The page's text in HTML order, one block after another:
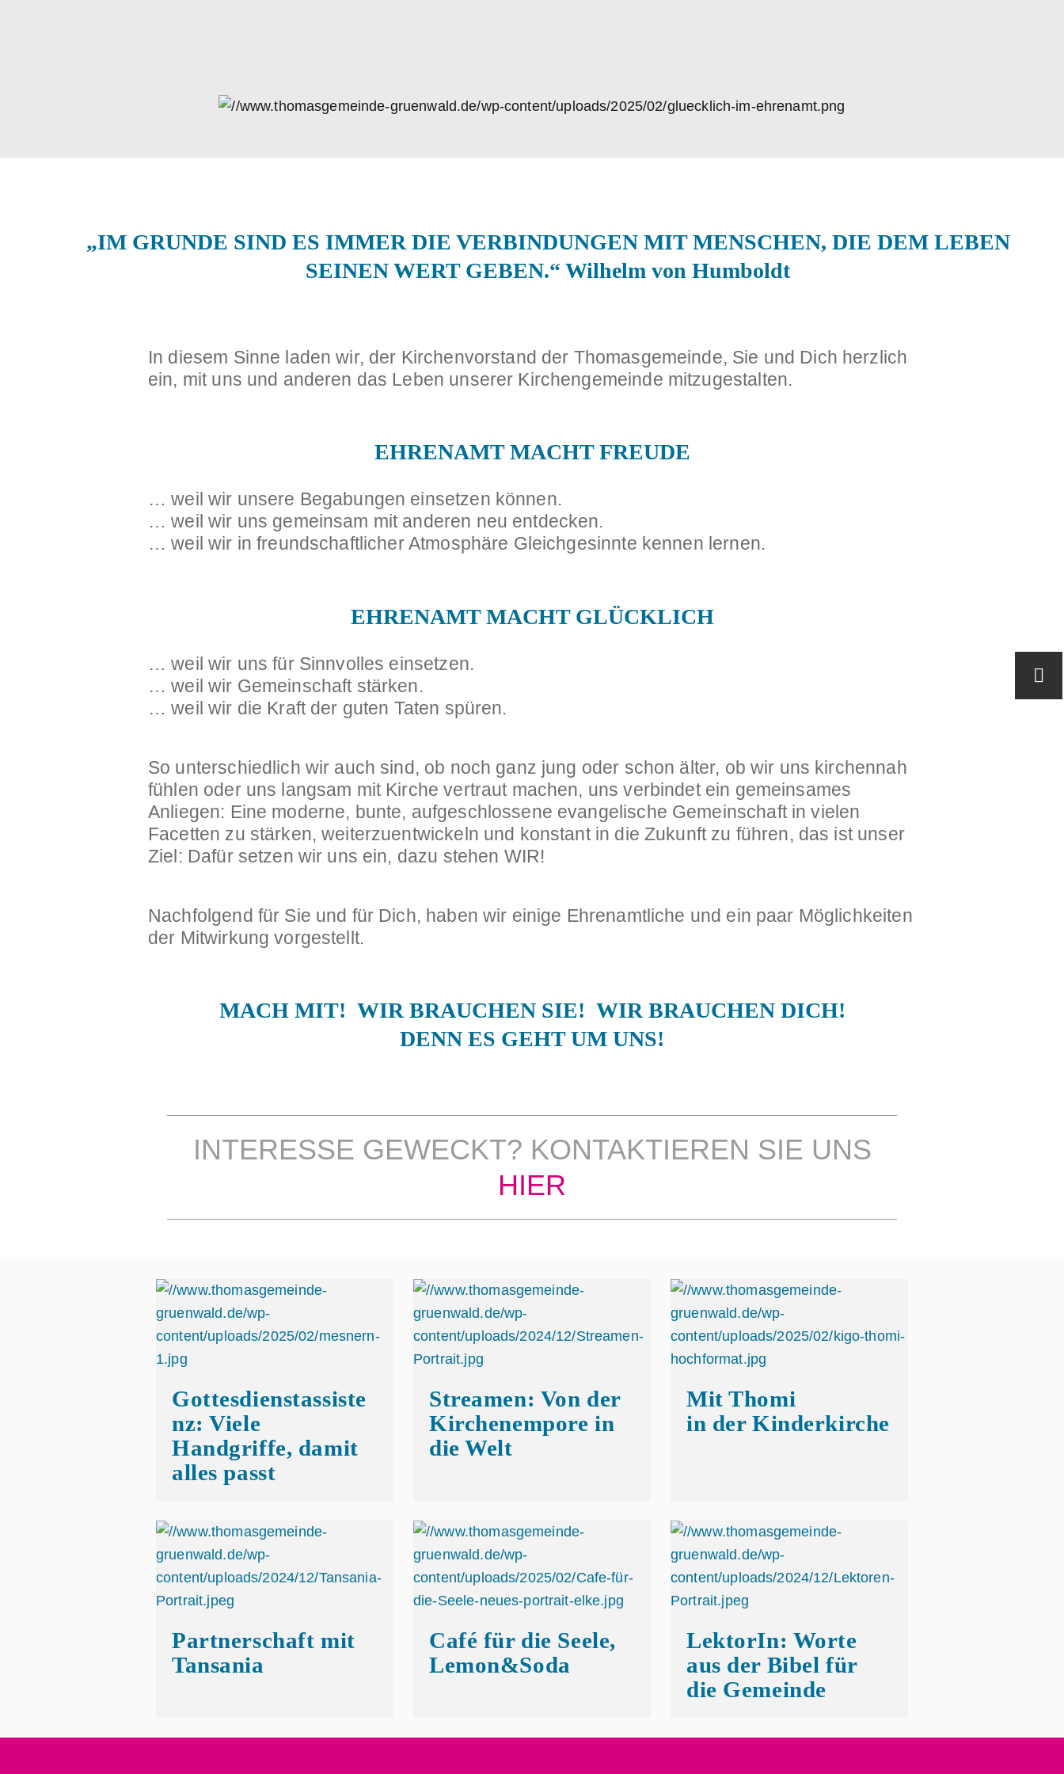
„IM GRUNDE SIND ES IMMER DIE VERBINDUNGEN MIT MENSCHEN, DIE DEM LEBEN
SEINEN WERT GEBEN.“ Wilhelm von Humboldt
In diesem Sinne laden wir, der Kirchenvorstand der Thomasgemeinde, Sie und Dich herzlich
ein, mit uns und anderen das Leben unserer Kirchengemeinde mitzugestalten.
EHRENAMT MACHT FREUDE
… weil wir unsere Begabungen einsetzen können.
… weil wir uns gemeinsam mit anderen neu entdecken.
… weil wir in freundschaftlicher Atmosphäre Gleichgesinnte kennen lernen.
EHRENAMT MACHT GLÜCKLICH
… weil wir uns für Sinnvolles einsetzen.
… weil wir Gemeinschaft stärken.
… weil wir die Kraft der guten Taten spüren.
So unterschiedlich wir auch sind, ob noch ganz jung oder schon älter, ob wir uns kirchennah
fühlen oder uns langsam mit Kirche vertraut machen, uns verbindet ein gemeinsames
Anliegen: Eine moderne, bunte, aufgeschlossene evangelische Gemeinschaft in vielen
Facetten zu stärken, weiterzuentwickeln und konstant in die Zukunft zu führen, das ist unser
Ziel: Dafür setzen wir uns ein, dazu stehen WIR!
Nachfolgend für Sie und für Dich, haben wir einige Ehrenamtliche und ein paar Möglichkeiten
der Mitwirkung vorgestellt.
MACH MIT! WIR BRAUCHEN SIE! WIR BRAUCHEN DICH!
DENN ES GEHT UM UNS!
INTERESSE GEWECKT? KONTAKTIEREN SIE UNS
HIER
Gottesdienstassiste
nz:Viele
Handgriffe, damit
alles passt
Streamen: Von der
Kirchenempore in
die Welt
Mit Thomi
in der Kinderkirche
Partnerschaft mit
Tansania
Café für die Seele,
Lemon&Soda
LektorIn: Worte
aus der Bibel für
die Gemeinde